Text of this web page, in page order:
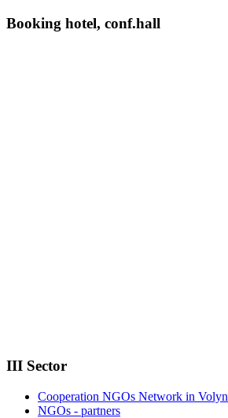
Booking hotel, conf.hall
III Sector
Cooperation NGOs Network in Volyn
NGOs - partners